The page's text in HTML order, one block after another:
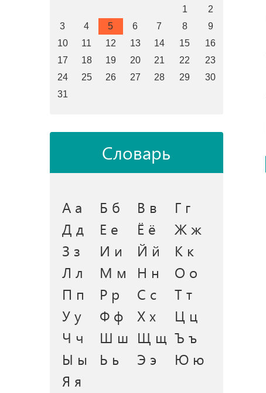
1
2
3
4 5 6 7 8
9
10
11 12 13 14 15
16
17
18 19 20 21 22
23
24
25 26 27 28 29
30
31
Словарь
А а Б б В в
Г г
Д д
Е е Ё ё
Ж ж
З з
И и Й й
К к
Л л
М м Н н
О о
П п
Р р С с
Т т
У у
Ф ф Х х
Ц ц
Ч ч
Ш ш Щ щ Ъ ъ
Ы ы
Ь ь Э э
Ю ю
Я я